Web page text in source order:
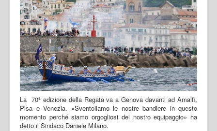
La 70ª edizione della Regata va a Genova davanti ad Amalfi,
Pisa e Venezia. «Sventoliamo le nostre bandiere in questo
momento perché siamo orgogliosi del nostro equipaggio» ha
detto il Sindaco Daniele Milano.